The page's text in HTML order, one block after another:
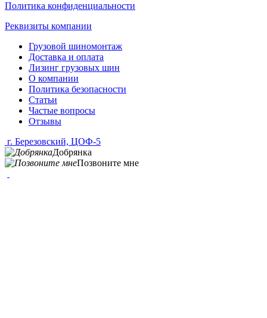
Политика конфиденциальности
Реквизиты компании
Грузовой шиномонтаж
Доставка и оплата
Лизинг грузовых шин
О компании
Политика безопасности
Статьи
Частые вопросы
Отзывы
г. Березовский, ЦОФ-5
Добрянка
Позвоните мне